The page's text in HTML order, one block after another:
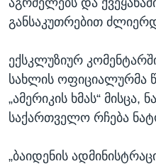
აგრძელებს და
განსაკუთრებით
ექსკლუზიურ
სახლის ოფიციალურმა
„ამერიკის ხმას“ მისცა,
საქართველო რჩება
„ბაიდენის